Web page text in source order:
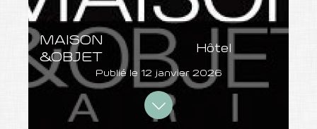
MAISON
&OBJET
Hôtel
Publié le 12 janvier 2026